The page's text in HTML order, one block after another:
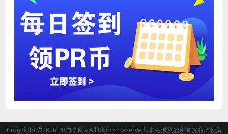
Copyright ©2026 PR自学网 - All Rights Reserved. 本站涉及的所有资源均收集